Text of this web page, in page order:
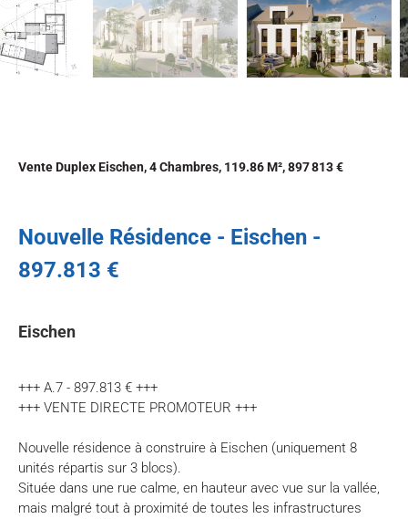
Vente Duplex Eischen, 4 Chambres, 119.86 M², 897 813 €
Nouvelle Résidence - Eischen -
897.813 €
Eischen
+++ A.7 - 897.813 € +++
+++ VENTE DIRECTE PROMOTEUR +++
Nouvelle résidence à construire à Eischen (uniquement 8
unités répartis sur 3 blocs).
Située dans une rue calme, en hauteur avec vue sur la vallée,
mais malgré tout à proximité de toutes les infrastructures